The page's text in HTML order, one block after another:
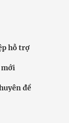
hỗ trợ
đề